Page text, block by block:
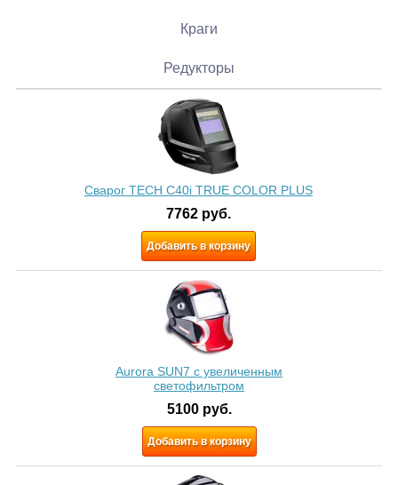
Краги
Редукторы
Сварог TECH C40i TRUE COLOR PLUS
7762 руб.
Добавить в корзину
Aurora SUN7 c увеличенным
светофильтром
5100 руб.
Добавить в корзину